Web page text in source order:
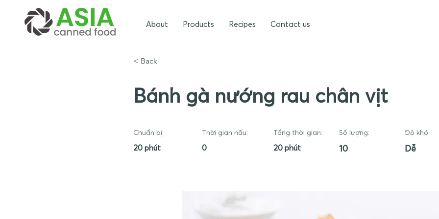
About Products Recipes Contact us
< Back
Bánh gà nướng rau chân vịt
Chuẩn bị:
20 phút
Thời gian nấu:
0
Tổng thời gian:
20 phút
Số lượng:
10
Độ khó:
Dễ